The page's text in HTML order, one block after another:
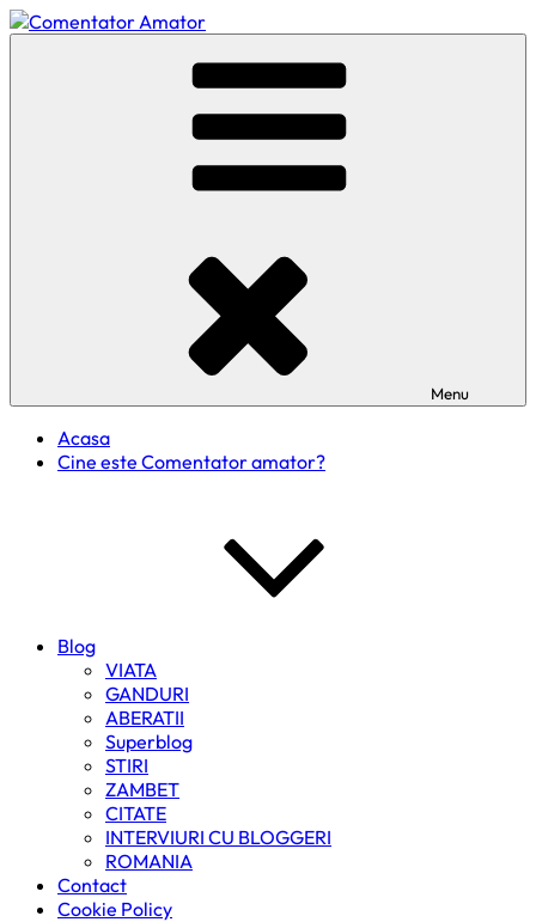
Skip
to
Menu
Acasa
Cine este Comentator amator?
Blog
VIATA
GANDURI
ABERATII
Superblog
STIRI
ZAMBET
CITATE
INTERVIURI CU BLOGGERI
ROMANIA
Contact
Cookie Policy